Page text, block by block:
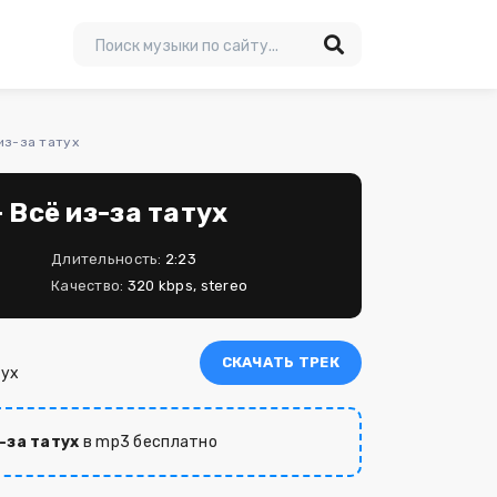
за татух
из-за татух
Длительность: 2:23
Качество: 320 kbps, stereo
СКАЧАТЬ ТРЕК
татух в mp3 бесплатно